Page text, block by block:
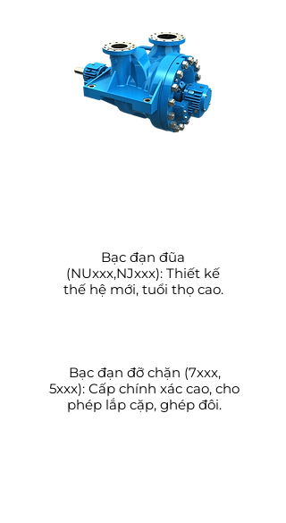
Bạc đạn đũa
(NUxxx,NJxxx): Thiết kế
thế hệ mới, tuổi thọ cao.
Bạc đạn đỡ chặn (7xxx,
5xxx): Cấp chính xác cao, cho
phép lắp cặp, ghép đôi.